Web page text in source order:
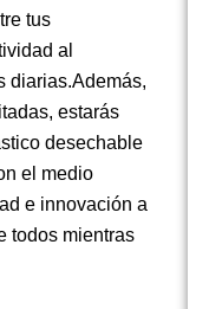
tus
al
diarias.Además,
estarás
desechable
el medio
e innovación a
todos mientras